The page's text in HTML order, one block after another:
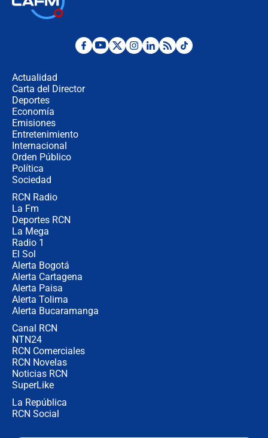
Posesión de Abelardo De La Espriella
Actualidad
Carta del Director
Deportes
Economía
Emisiones
Entretenimiento
Internacional
Orden Público
Política
Sociedad
RCN Radio
La Fm
Deportes RCN
La Mega
Radio 1
El Sol
Alerta Bogotá
Alerta Cartagena
Alerta Paisa
Alerta Tolima
Alerta Bucaramanga
Canal RCN
NTN24
RCN Comerciales
RCN Novelas
Noticias RCN
SuperLike
La República
RCN Social